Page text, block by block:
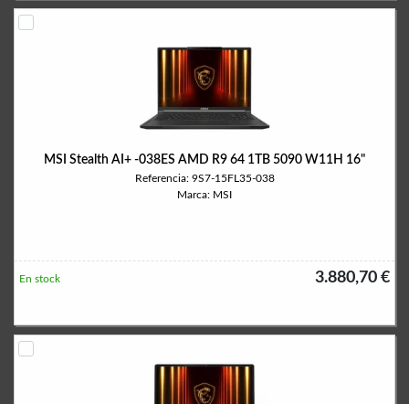
MSI Stealth AI+ -038ES AMD R9 64 1TB 5090 W11H 16"
Referencia: 9S7-15FL35-038
Marca: MSI
3.880,70 €
En stock